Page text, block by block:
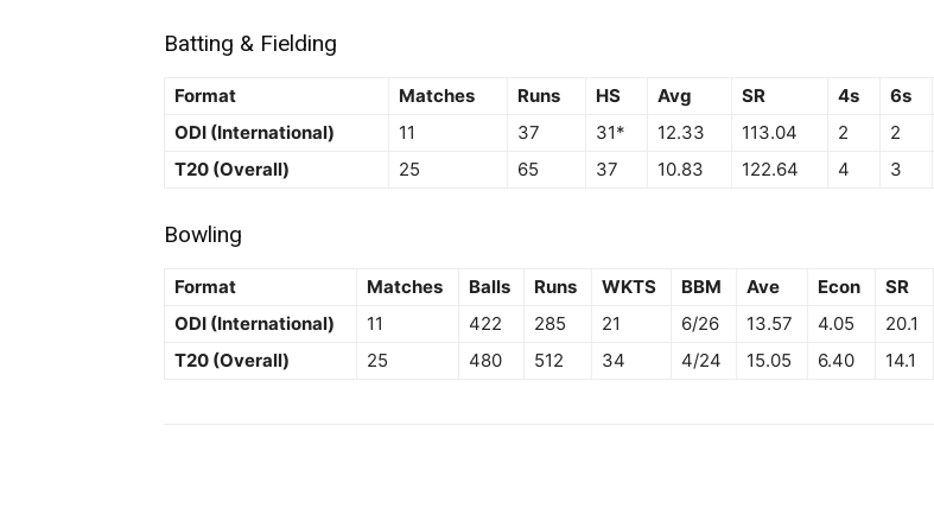
Batting & Fielding
Format Matches Runs HS Avg SR 4s 6s
ODI (International)
11 37 31* 12.33 113.04 2 2
T20 (Overall)
25 65 37 10.83 122.64 4 3
Bowling
Format Matches Balls Runs WKTS BBM Ave Econ SR
ODI (International)
11 422 285 21 6/26 13.57 4.05 20.1
T20 (Overall)
25 480 512 34 4/24 15.05 6.40 14.1